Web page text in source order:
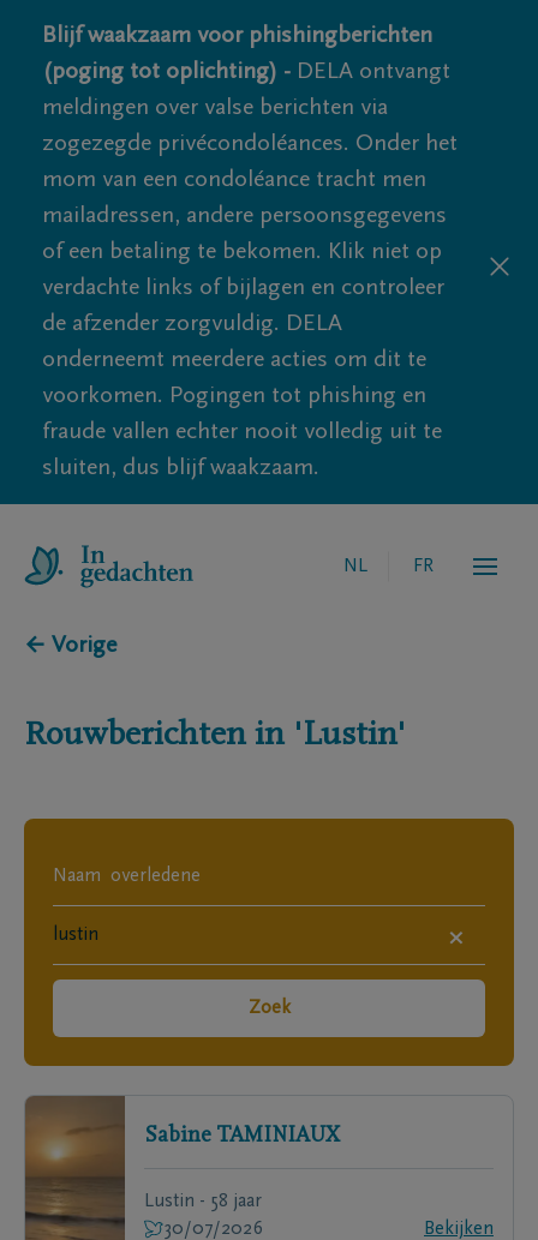
Blijf waakzaam voor phishingberichten
(poging tot oplichting) - DELA ontvangt
meldingen over valse berichten via
zogezegde privécondoléances. Onder het
mom van een condoléance tracht men
mailadressen, andere persoonsgegevens
of een betaling te bekomen. Klik niet op
verdachte links of bijlagen en controleer
de afzender zorgvuldig. DELA
onderneemt meerdere acties om dit te
voorkomen. Pogingen tot phishing en
fraude vallen echter nooit volledig uit te
sluiten, dus blijf waakzaam.
NL FR
← Vorige
Rouwberichten in 'Lustin'
×
Zoek
Sabine TAMINIAUX
Lustin - 58 jaar
30/07/2026
Bekijken